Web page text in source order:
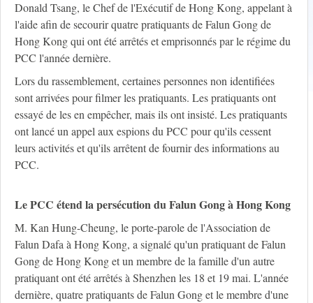
Donald Tsang, le Chef de l'Exécutif de Hong Kong, appelant à
l'aide afin de secourir quatre pratiquants de Falun Gong de
Hong Kong qui ont été arrêtés et emprisonnés par le régime du
PCC l'année dernière.
Lors du rassemblement, certaines personnes non identifiées
sont arrivées pour filmer les pratiquants. Les pratiquants ont
essayé de les en empêcher, mais ils ont insisté. Les pratiquants
ont lancé un appel aux espions du PCC pour qu'ils cessent
leurs activités et qu'ils arrêtent de fournir des informations au
PCC.
Le PCC étend la persécution du Falun Gong à Hong Kong
M. Kan Hung-Cheung, le porte-parole de l'Association de
Falun Dafa à Hong Kong, a signalé qu'un pratiquant de Falun
Gong de Hong Kong et un membre de la famille d'un autre
pratiquant ont été arrêtés à Shenzhen les 18 et 19 mai. L'année
dernière, quatre pratiquants de Falun Gong et le membre d'une